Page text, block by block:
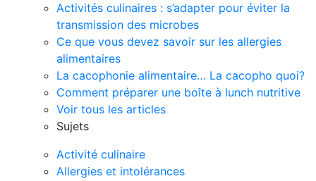
Activités culinaires : s’adapter pour éviter la
transmission des microbes
Ce que vous devez savoir sur les allergies
alimentaires
La cacophonie alimentaire… La cacopho quoi?
Comment préparer une boîte à lunch nutritive
Voir tous les articles
Sujets
Activité culinaire
Allergies et intolérances